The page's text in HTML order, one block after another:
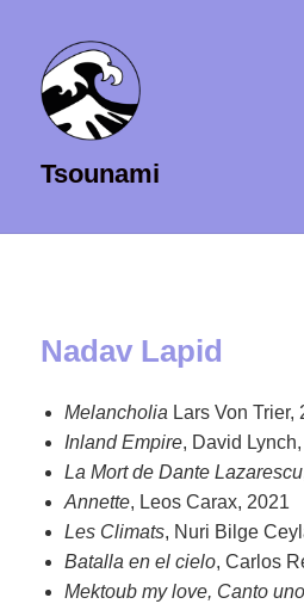
Tsounami
Nadav Lapid
Melancholia Lars Von Trier,
Inland Empire, David
La Mort de Dante Lazarescu
Annette, Leos Carax, 2021
Les Climats, Nuri Bilge
Batalla en el cielo, Carlos
Mektoub my love, Canto uno